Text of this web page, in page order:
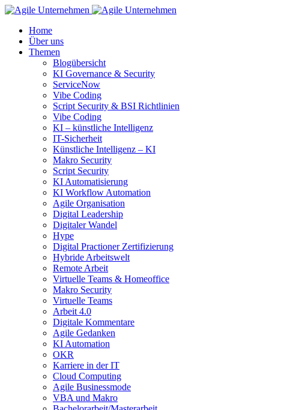
Home
Über uns
Themen
Blogübersicht
KI Governance & Security
ServiceNow
Vibe Coding
Script Security & BSI Richtlinien
Vibe Coding
KI – künstliche Intelligenz
IT-Sicherheit
Künstliche Intelligenz – KI
Makro Security
Script Security
KI Automatisierung
KI Workflow Automation
Agile Organisation
Digital Leadership
Digitaler Wandel
Hype
Digital Practioner Zertifizierung
Hybride Arbeitswelt
Remote Arbeit
Virtuelle Teams & Homeoffice
Makro Security
Virtuelle Teams
Arbeit 4.0
Digitale Kommentare
Agile Gedanken
KI Automation
OKR
Karriere in der IT
Cloud Computing
Agile Businessmode
VBA und Makro